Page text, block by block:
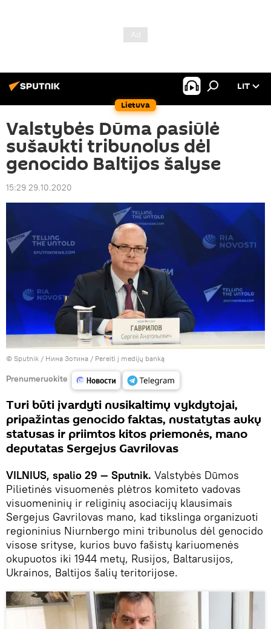
Lietuva
LIT
Valstybės Dūma pasiūlė
sušaukti tribunolus dėl
genocido Baltijos šalyse
15:29 29.10.2020
© Sputnik / Нина Зотина / Pereiti į medijų banką
Prenumeruokite
Turi būti įvardyti nusikaltimų vykdytojai,
pripažintas genocido faktas, nustatytas aukų
statusas ir priimtos kitos priemonės, mano
deputatas Sergejus Gavrilovas
VILNIUS, spalio 29 — Sputnik. Valstybės Dūmos
Pilietinės visuomenės plėtros komiteto vadovas
visuomeninių ir religinių asociacijų klausimais
Sergejus Gavrilovas mano, kad tikslinga organizuoti
regioninius Niurnbergo mini tribunolus dėl genocido
visose srityse, kurios buvo fašistų kariuomenės
okupuotos iki 1944 metų, Rusijos, Baltarusijos,
Ukrainos, Baltijos šalių teritorijose.